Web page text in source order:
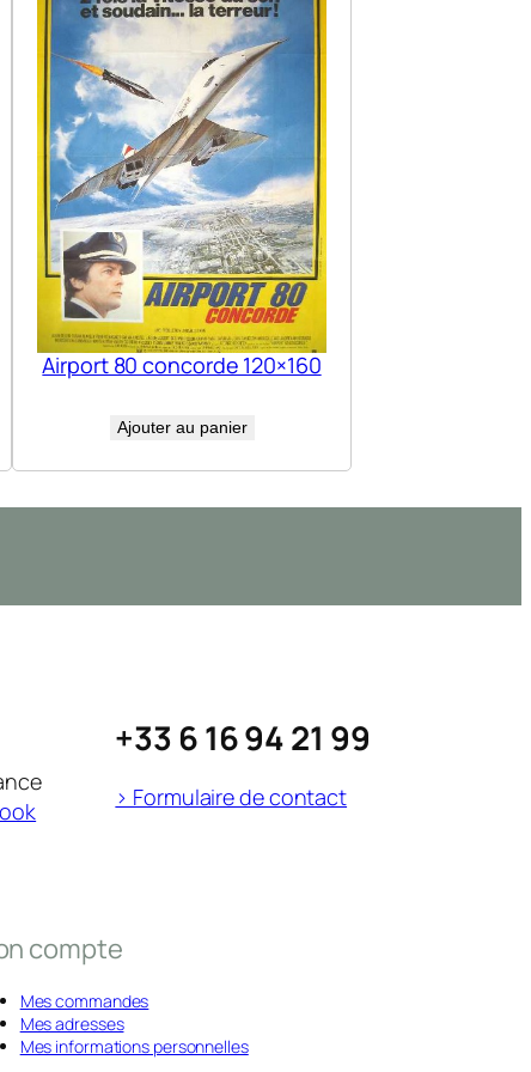
Airport 80 concorde 120×160
Ajouter au panier
+33 6 16 94 21 99
> Formulaire de contact
compte
Mes commandes
Mes adresses
Mes informations personnelles